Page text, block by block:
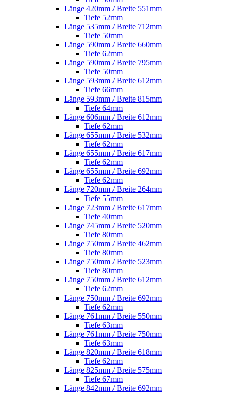
Länge 420mm / Breite 551mm
Tiefe 52mm
Länge 535mm / Breite 712mm
Tiefe 50mm
Länge 590mm / Breite 660mm
Tiefe 62mm
Länge 590mm / Breite 795mm
Tiefe 50mm
Länge 593mm / Breite 612mm
Tiefe 66mm
Länge 593mm / Breite 815mm
Tiefe 64mm
Länge 606mm / Breite 612mm
Tiefe 62mm
Länge 655mm / Breite 532mm
Tiefe 62mm
Länge 655mm / Breite 617mm
Tiefe 62mm
Länge 655mm / Breite 692mm
Tiefe 62mm
Länge 720mm / Breite 264mm
Tiefe 55mm
Länge 723mm / Breite 617mm
Tiefe 40mm
Länge 745mm / Breite 520mm
Tiefe 80mm
Länge 750mm / Breite 462mm
Tiefe 80mm
Länge 750mm / Breite 523mm
Tiefe 80mm
Länge 750mm / Breite 612mm
Tiefe 62mm
Länge 750mm / Breite 692mm
Tiefe 62mm
Länge 761mm / Breite 550mm
Tiefe 63mm
Länge 761mm / Breite 750mm
Tiefe 63mm
Länge 820mm / Breite 618mm
Tiefe 62mm
Länge 825mm / Breite 575mm
Tiefe 67mm
Länge 842mm / Breite 692mm